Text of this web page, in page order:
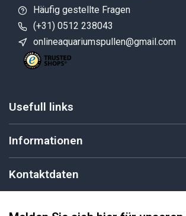
Häufig gestellte Fragen
(+31) 0512 238043
onlineaquariumspullen@gmail.com
Usefull links
Informationen
Kontaktdaten